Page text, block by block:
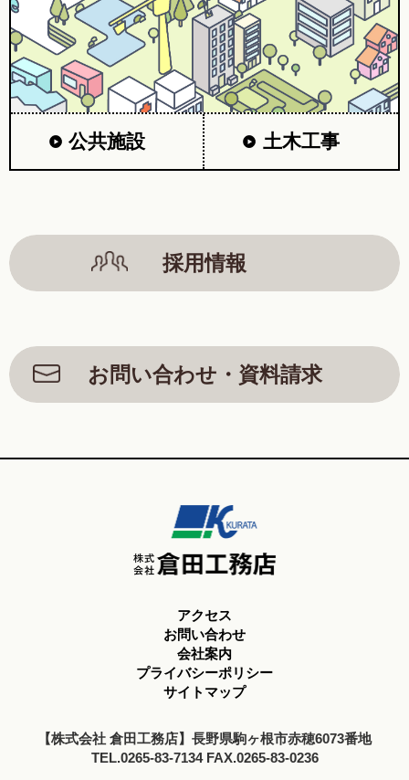
公共施設 土木工事
採用情報
お問い合わせ・資料請求
アクセス
お問い合わせ
会社案内
プライバシーポリシー
サイトマップ
【株式会社 倉田工務店】長野県駒ヶ根市赤穂6073番地
TEL.0265-83-7134 FAX.0265-83-0236